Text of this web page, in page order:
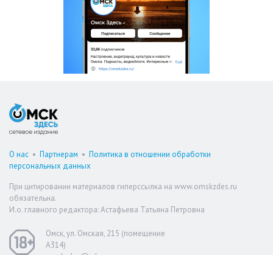
О нас • Партнерам • Политика в отношении обработки
персональных данных
При цитировании материалов гиперссылка на www.omskzdes.ru
обязательна.
И.о. главного редактора: Астафьева Татьяна Петровна
Омск, ул. Омская, 215 (помещение
А314)